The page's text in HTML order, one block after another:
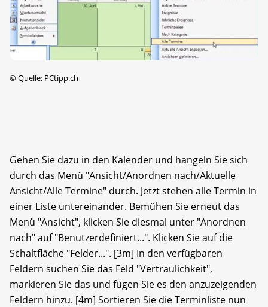
©Quelle: PCtipp.ch
Gehen Sie dazu in den Kalender und hangeln Sie sich
durch das Menü "Ansicht/Anordnen nach/Aktuelle
Ansicht/Alle Termine" durch. Jetzt stehen alle Termin in
einer Liste untereinander. Bemühen Sie erneut das
Menü "Ansicht", klicken Sie diesmal unter "Anordnen
nach" auf "Benutzerdefiniert...". Klicken Sie auf die
Schaltfläche "Felder...". [3m] In den verfügbaren
Feldern suchen Sie das Feld "Vertraulichkeit",
markieren Sie das und fügen Sie es den anzuzeigenden
Feldern hinzu. [4m] Sortieren Sie die Terminliste nun